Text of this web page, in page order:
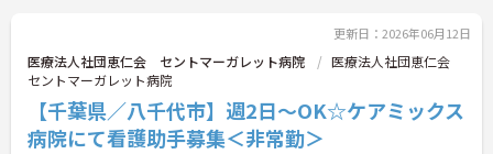
更新日：2026年06月12日
医療法人社団恵仁会 セントマーガレット病院
医療法人社団恵仁会
セントマーガレット病院
【千葉県／八千代市】週2日～OK☆ケアミックス
病院にて看護助手募集＜非常勤＞